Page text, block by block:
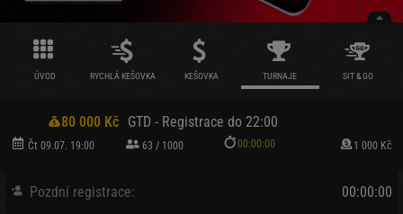
ÚVOD RYCHLÁ KEŠOVKA KEŠOVKA TURNAJE SIT & GO
80 000 Kč GTD - Registrace do 22:00
Čt 09.07. 19:00 63 / 1000 00:00:00 1 000 Kč
Pozdní registrace:
00:00:00